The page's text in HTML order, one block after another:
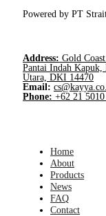
Powered by PT
Address: Gold
Pantai Indah
Utara, DKI 14470
Email:
Phone: +62 21
Home
About
Products
News
FAQ
Contact